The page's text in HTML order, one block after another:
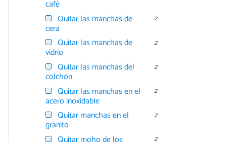
café
Quitar las manchas de
cera
2
Quitar las manchas de
vidrio
2
Quitar las manchas del
colchón
2
Quitar las manchas en el
acero inoxidable
2
Quitar manchas en el
granito
2
2